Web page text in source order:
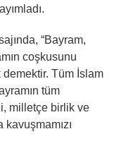
“Bayram,
coşkusunu
Tüm İslam
tüm
milletçe birlik ve